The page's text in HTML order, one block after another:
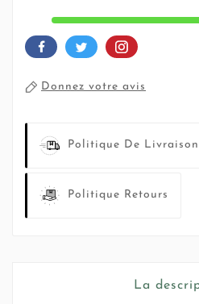
Donnez votre avis
Politique De Livraison
Politique Retours
La